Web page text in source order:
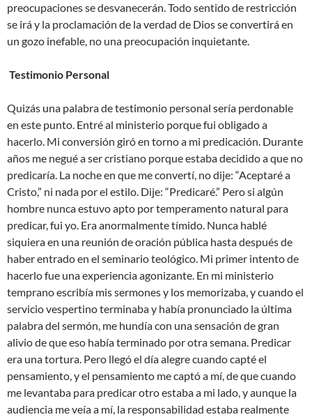
preocupaciones se desvanecerán. Todo sentido de restricción
se irá y la proclamación de la verdad de Dios se convertirá en
un gozo inefable, no una preocupación inquietante.
Testimonio Personal
Quizás una palabra de testimonio personal sería perdonable
en este punto. Entré al ministerio porque fui obligado a
hacerlo. Mi conversión giró en torno a mi predicación. Durante
años me negué a ser cristiano porque estaba decidido a que no
predicaría. La noche en que me convertí, no dije: “Aceptaré a
Cristo,” ni nada por el estilo. Dije: “Predicaré.” Pero si algún
hombre nunca estuvo apto por temperamento natural para
predicar, fui yo. Era anormalmente tímido. Nunca hablé
siquiera en una reunión de oración pública hasta después de
haber entrado en el seminario teológico. Mi primer intento de
hacerlo fue una experiencia agonizante. En mi ministerio
temprano escribía mis sermones y los memorizaba, y cuando el
servicio vespertino terminaba y había pronunciado la última
palabra del sermón, me hundía con una sensación de gran
alivio de que eso había terminado por otra semana. Predicar
era una tortura. Pero llegó el día alegre cuando capté el
pensamiento, y el pensamiento me captó a mí, de que cuando
me levantaba para predicar otro estaba a mi lado, y aunque la
audiencia me veía a mí, la responsabilidad estaba realmente